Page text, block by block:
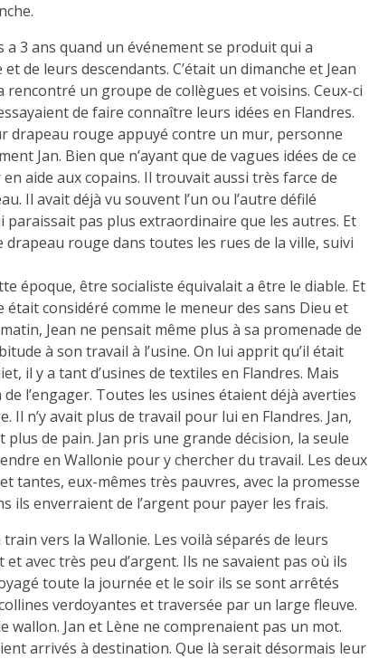
3 ans quand un événement se produit qui a
de leurs descendants. C’était un dimanche et Jean
un groupe de collègues et voisins. Ceux-ci
de faire connaître leurs idées en Flandres.
drapeau rouge appuyé contre un mur, personne
Jan. Bien que n’ayant que de vagues idées de ce
aide aux copains. Il trouvait aussi très farce de
Il avait déjà vu souvent l’un ou l’autre défilé
pas plus extraordinaire que les autres. Et
rouge dans toutes les rues de la ville, suivi
époque, être socialiste équivalait a être le diable. Et
considéré comme le meneur des sans Dieu et
Jean ne pensait même plus à sa promenade de
à son travail à l’usine. On lui apprit qu’il était
il y a tant d’usines de textiles en Flandres. Mais
l’engager. Toutes les usines étaient déjà averties
Il n’y avait plus de travail pour lui en Flandres. Jan,
de pain. Jan pris une grande décision, la seule
en Wallonie pour y chercher du travail. Les deux
tantes, eux-mêmes très pauvres, avec la promesse
ils enverraient de l’argent pour payer les frais.
vers la Wallonie. Les voilà séparés de leurs
avec très peu d’argent. Ils ne savaient pas où ils
toute la journée et le soir ils se sont arrêtés
verdoyantes et traversée par un large fleuve.
wallon. Jan et Lène ne comprenaient pas un mot.
arrivés à destination. Que là serait désormais leur